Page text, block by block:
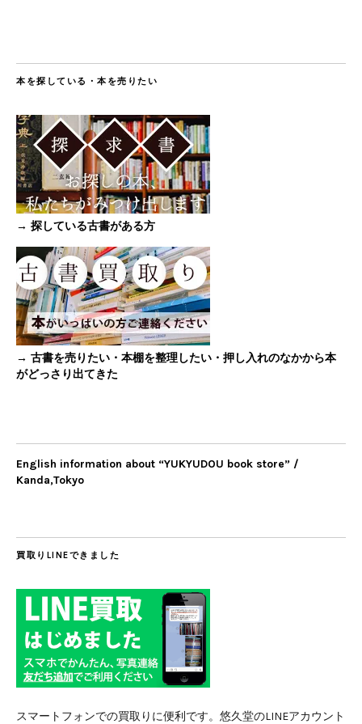
本を探している・本を売りたい
→ 探している古書がある方
→ 古書を売りたい・本棚を整理したい・押し入れのなかから本
がどっさり出てきた
English information about “YUKYUDOU book store” /
Kanda,Tokyo
買取りLINEできました
スマートフォンでの買取りに便利です。悠久堂のLINEアカウント